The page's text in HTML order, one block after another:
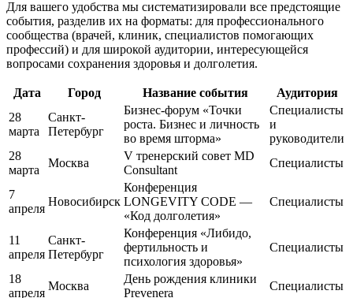
Для вашего удобства мы систематизировали все предстоящие
события, разделив их на форматы: для профессионального
сообщества (врачей, клиник, специалистов помогающих
профессий) и для широкой аудитории, интересующейся
вопросами сохранения здоровья и долголетия.
Дата Город Название события
Аудитория
28
марта
Санкт-
Петербург
Бизнес-форум «Точки
роста. Бизнес и личность
во время шторма»
Специалисты
и
руководители
28
марта
Москва
V тренерский совет MD
Consultant
Специалисты
7
апреля
Новосибирск
Конференция
LONGEVITY CODE —
«Код долголетия»
Специалисты
11
апреля
Санкт-
Петербург
Конференция «Либидо,
фертильность и
психология здоровья»
Специалисты
18
апреля
Москва
День рождения клиники
Prevenera
Специалисты